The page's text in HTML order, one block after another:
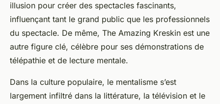
illusion pour créer des spectacles fascinants,
influençant tant le grand public que les professionnels
du spectacle. De même, The Amazing Kreskin est une
autre figure clé, célèbre pour ses démonstrations de
télépathie et de lecture mentale.
Dans la culture populaire, le mentalisme s’est
largement infiltré dans la littérature, la télévision et le